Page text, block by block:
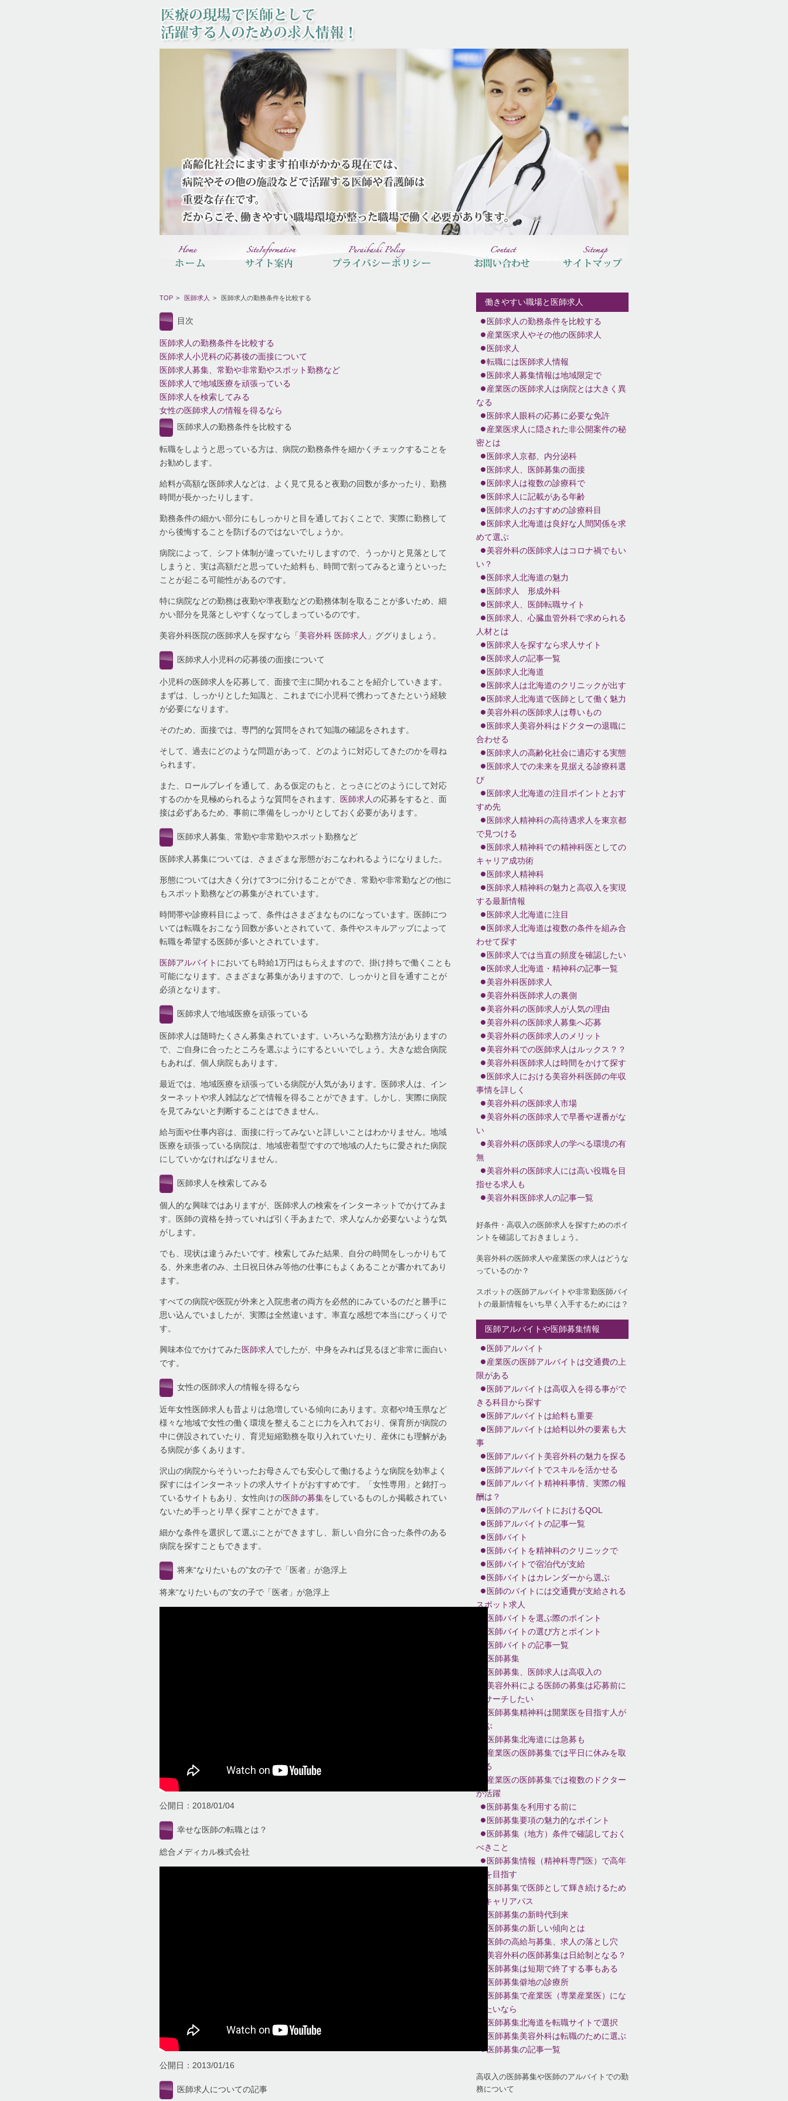
TOP 医師求人 医師求人の勤務条件を比較する
目次
医師求人の勤務条件を比較する
医師求人小児科の応募後の面接について
医師求人募集、常勤や非常勤やスポット勤務など
医師求人で地域医療を頑張っている
医師求人を検索してみる
女性の医師求人の情報を得るなら
医師求人の勤務条件を比較する
転職をしようと思っている方は、病院の勤務条件を細かくチェックすることを
お勧めします。
給料が高額な医師求人などは、よく見て見ると夜勤の回数が多かったり、勤務
時間が長かったりします。
勤務条件の細かい部分にもしっかりと目を通しておくことで、実際に勤務して
から後悔することを防げるのではないでしょうか。
病院によって、シフト体制が違っていたりしますので、うっかりと見落として
しまうと、実は高額だと思っていた給料も、時間で割ってみると違うといった
ことが起こる可能性があるのです。
特に病院などの勤務は夜勤や準夜勤などの勤務体制を取ることが多いため、細
かい部分を見落としやすくなってしまっているのです。
美容外科医院の医師求人を探すなら「美容外科 医師求人 」ググりましょう。
医師求人小児科の応募後の面接について
小児科の医師求人を応募して、面接で主に聞かれることを紹介していきます。
まずは、しっかりとした知識と、これまでに小児科で携わってきたという経験
が必要になります。
そのため、面接では、専門的な質問をされて知識の確認をされます。
そして、過去にどのような問題があって、どのように対応してきたのかを尋ね
られます。
また、ロールプレイを通して、ある仮定のもと、とっさにどのようにして対応
するのかを見極められるような質問をされます、
医師求人の応募をすると、面
接は必ずあるため、事前に準備をしっかりとしておく必要があります。
医師求人募集、常勤や非常勤やスポット勤務など
医師求人募集については、さまざまな形態がおこなわれるようになりました。
形態については大きく分けて3つに分けることができ、常勤や非常勤などの他に
もスポット勤務などの募集がされています。
時間帯や診療科目によって、条件はさまざまなものになっています。医師につ
いては転職をおこなう回数が多いとされていて、条件やスキルアップによって
転職を希望する医師が多いとされています。
医師アルバイト においても時給1万円はもらえますので、掛け持ちで働くことも
可能になります。さまざまな募集がありますので、しっかりと目を通すことが
必須となります。
医師求人で地域医療を頑張っている
医師求人は随時たくさん募集されています。いろいろな勤務方法がありますの
で、ご自身に合ったところを選ぶようにするといいでしょう。大きな総合病院
もあれば、個人病院もあります。
最近では、地域医療を頑張っている病院が人気があります。医師求人は、イン
ターネットや求人雑誌などで情報を得ることができます。しかし、実際に病院
を見てみないと判断することはできません。
給与面や仕事内容は、面接に行ってみないと詳しいことはわかりません。地域
医療を頑張っている病院は、地域密着型ですので地域の人たちに愛された病院
にしていかなければなりません。
医師求人を検索してみる
個人的な興味ではありますが、医師求人の検索をインターネットでかけてみま
す。医師の資格を持っていれば引く手あまたで、求人なんか必要ないような気
がします。
でも、現状は違うみたいです。検索してみた結果、自分の時間をしっかりもて
る、外来患者のみ、土日祝日休み等他の仕事にもよくあることが書かれてあり
ます。
すべての病院や医院が外来と入院患者の両方を必然的にみているのだと勝手に
思い込んでいましたが、実際は全然違います。率直な感想で本当にびっくりで
す。
興味本位でかけてみた 医師求人 でしたが、中身をみれば見るほど非常に面白い
です。
女性の医師求人の情報を得るなら
近年女性医師求人も昔よりは急増している傾向にあります。京都や埼玉県など
様々な地域で女性の働く環境を整えることに力を入れており、保育所が病院の
中に併設されていたり、育児短縮勤務を取り入れていたり、産休にも理解があ
る病院が多くあります。
沢山の病院からそういったお母さんでも安心して働けるような病院を効率よく
探すにはインターネットの求人サイトがおすすめです。「女性専用」と銘打っ
ているサイトもあり、女性向けの医師の募集をしているものしか掲載されてい
ないため手っとり早く探すことができます。
細かな条件を選択して選ぶことができますし、新しい自分に合った条件のある
病院を探すこともできます。
将来“なりたいもの”女の子で「医者」が急浮上
将来“なりたいもの”女の子で「医者」が急浮上
公開日：2018/01/04
幸せな医師の転職とは？
総合メディカル株式会社
公開日：2013/01/16
医師求人についての記事
働きやすい職場と医師求人
医師求人の勤務条件を比較する
産業医求人やその他の医師求人
医師求人
転職には医師求人情報
医師求人募集情報は地域限定で
産業医の医師求人は病院とは大きく異
なる
医師求人眼科の応募に必要な免許
産業医求人に隠された非公開案件の秘
密とは
医師求人京都、内分泌科
医師求人、医師募集の面接
医師求人は複数の診療科で
医師求人に記載がある年齢
医師求人のおすすめの診療科目
医師求人北海道は良好な人間関係を求
めて選ぶ
美容外科の医師求人はコロナ禍でもい
い？
医師求人北海道の魅力
医師求人 形成外科
医師求人、医師転職サイト
医師求人、心臓血管外科で求められる
人材とは
医師求人を探すなら求人サイト
医師求人の記事一覧
医師求人北海道
医師求人は北海道のクリニックが出す
医師求人北海道で医師として働く魅力
美容外科の医師求人は尊いもの
医師求人美容外科はドクターの退職に
合わせる
医師求人の高齢化社会に適応する実態
医師求人での未来を見据える診療科選
び
医師求人北海道の注目ポイントとおす
すめ先
医師求人精神科の高待遇求人を東京都
で見つける
医師求人精神科での精神科医としての
キャリア成功術
医師求人精神科
医師求人精神科の魅力と高収入を実現
する最新情報
医師求人北海道に注目
医師求人北海道は複数の条件を組み合
わせて探す
医師求人では当直の頻度を確認したい
医師求人北海道・精神科の記事一覧
美容外科医師求人
美容外科医師求人の裏側
美容外科の医師求人が人気の理由
美容外科の医師求人募集へ応募
美容外科の医師求人のメリット
美容外科での医師求人はルックス？？
美容外科医師求人は時間をかけて探す
医師求人における美容外科医師の年収
事情を詳しく
美容外科の医師求人市場
美容外科の医師求人で早番や遅番がな
い
美容外科の医師求人の学べる環境の有
無
美容外科の医師求人には高い役職を目
指せる求人も
美容外科医師求人の記事一覧
好条件・高収入の医師求人を探すためのポイ
ントを確認しておきましょう。
美容外科の医師求人や産業医の求人はどうな
っているのか？
スポットの医師アルバイトや非常勤医師バイ
トの最新情報をいち早く入手するためには？
医師アルバイトや医師募集情報
医師アルバイト
産業医の医師アルバイトは交通費の上
限がある
医師アルバイトは高収入を得る事がで
きる科目から探す
医師アルバイトは給料も重要
医師アルバイトは給料以外の要素も大
事
医師アルバイト美容外科の魅力を探る
医師アルバイトでスキルを活かせる
医師アルバイト精神科事情、実際の報
酬は？
医師のアルバイトにおけるQOL
医師アルバイトの記事一覧
医師バイト
医師バイトを精神科のクリニックで
医師バイトで宿泊代が支給
医師バイトはカレンダーから選ぶ
医師のバイトには交通費が支給される
スポット求人
医師バイトを選ぶ際のポイント
医師バイトの選び方とポイント
医師バイトの記事一覧
医師募集
医師募集、医師求人は高収入の
美容外科による医師の募集は応募前に
リサーチしたい
医師募集精神科は開業医を目指す人が
選ぶ
医師募集北海道には急募も
産業医の医師募集では平日に休みを取
れる
産業医の医師募集では複数のドクター
が活躍
医師募集を利用する前に
医師募集要項の魅力的なポイント
医師募集（地方）条件で確認しておく
べきこと
医師募集情報（精神科専門医）で高年
収を目指す
医師募集で医師として輝き続けるため
のキャリアパス
医師募集の新時代到来
医師募集の新しい傾向とは
医師の高給与募集、求人の落とし穴
美容外科の医師募集は日給制となる？
医師募集は短期で終了する事もある
医師募集僻地の診療所
医師募集で産業医（専業産業医）にな
りたいなら
医師募集北海道を転職サイトで選択
医師募集美容外科は転職のために選ぶ
医師募集の記事一覧
高収入の医師募集や医師のアルバイトでの勤
務について